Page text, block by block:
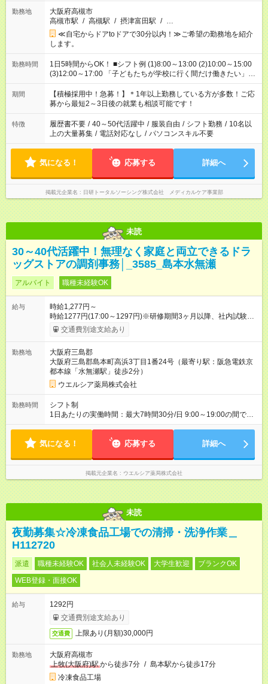
勤務地
大阪府高槻市
高槻市駅 / 高槻駅 / 摂津富田駅 / …
≪自宅からドアtoドアで30分以内！≫ご希望の勤務地を紹介
します。
勤務時間
1日5時間からOK！ ■シフト例 (1)8:00～13:00 (2)10:00～15:00
(3)12:00～17:00 「子どもたちが学校に行く間だけ働きたい」
「余裕を持って夕飯の準備がしたい」 「午前中は働いて、午後
はプライベートの時間にしたい」 など、ご希望を教えてくださ
いね。 ※Wワーク希望の方へ 今ご覧のお仕事で希望する勤務時
間と、もう1つのお仕事の勤務時間。 合計で週40時間を超える
場合は応募できません。
期間
【積極採用中！急募！】＊1年以上勤務している方が多数！ご応
募から最短2～3日後の就業も相談可能です！
特徴 履歴書不要 / 40～50代活躍中 / 服装自由 / シフト勤務 / 10名以
上の大量募集 / 電話対応なし / パソコンスキル不要
気になる！ 応募する 詳細へ
掲載元企業名 日研トータルソーシング株式会社 メディカルケア事業部
未読
30～40代活躍中！無理なく家庭と両立できるドラ
ッグストアの調剤事務│_3585_島本水無瀬
アルバイト 職種未経験OK
給与
時給1,277円～
時給1277円(17:00～1297円)※研修期間3ヶ月以降、社内試験に
よる更新判定あり 社内試験合格後、時給＋50～100円の昇給あ
り （大学生は＋20円） 試用期間あり：入社日から3ヶ月間／本
間の長さ：3ヶ月 雇用形態、給与は本採用時と同じです。
交通費別途支給あり
勤務地
大阪府三島郡
大阪府三島郡島本町高浜3丁目1番24号（最寄り駅：阪急電鉄京
都本線「水無瀬駅」徒歩2分）
ウエルシア薬局株式会社
勤務時間
シフト制
1日あたりの実働時間：最大7時間30分/日 9:00～19:00の間で1
日7.5時間の勤務 ☆週4～5日の勤務 ※勤務曜日応相談 ☆未経
気になる！ 応募する 詳細へ
掲載元企業名 ウエルシア薬局株式会社
未読
夜勤募集☆冷凍食品工場での清掃・洗浄作業＿
H112720
派遣 職種未経験OK 社会人未経験OK 大学生歓迎
ブランクOK
WEB登録・面接OK
給与
1292円
交通費別途支給あり
交通費 上限あり(月額)30,000円
勤務地
大阪府高槻市
上牧(大阪府)駅から徒歩7分 / 島本駅から徒歩17分
冷凍食品工場